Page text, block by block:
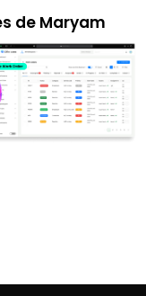
de Maryam